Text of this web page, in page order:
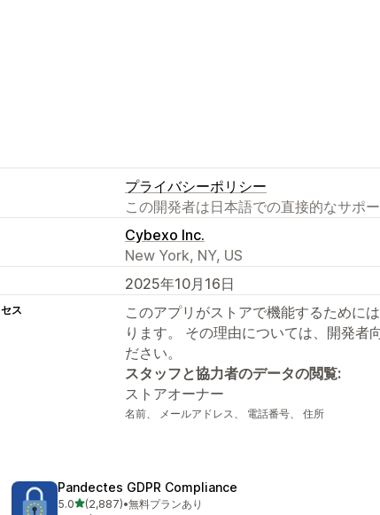
プライバシーポリシー
この開発者は日本語での直接的なサポ
Cybexo Inc.
New York, NY, US
2025年10月16日
ス
このアプリがストアで機能するために
ります。 その理由については、開発者
ださい。
スタッフと協力者のデータの閲覧:
ストアオーナー
名前、 メールアドレス、 電話番号、 住所
Pandectes GDPR Compliance
5.05つ星中
(2,887)
合計レビュー数：2887件
•無料プランあり